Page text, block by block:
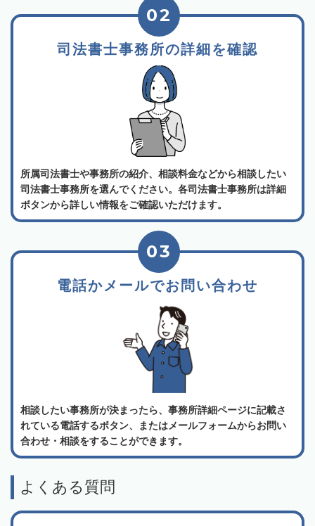
司法書士事務所の詳細を確認
02
所属司法書士や事務所の紹介、相談料金などから相談したい
司法書士事務所を選んでください。各司法書士事務所は詳細
ボタンから詳しい情報をご確認いただけます。
電話かメールでお問い合わせ
03
相談したい事務所が決まったら、事務所詳細ページに記載さ
れている電話するボタン、またはメールフォームからお問い
合わせ・相談をすることができます。
よくある質問